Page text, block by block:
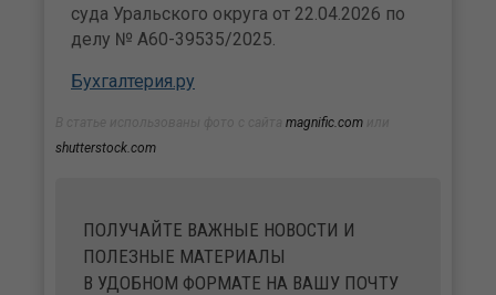
суда Уральского округа от 22.04.2026 по
делу № А60-39535/2025.
Бухгалтерия.ру
magnific.com
shutterstock.com
ПОЛУЧАЙТЕ ВАЖНЫЕ НОВОСТИ И
ПОЛЕЗНЫЕ МАТЕРИАЛЫ
В УДОБНОМ ФОРМАТЕ НА ВАШУ ПОЧТУ